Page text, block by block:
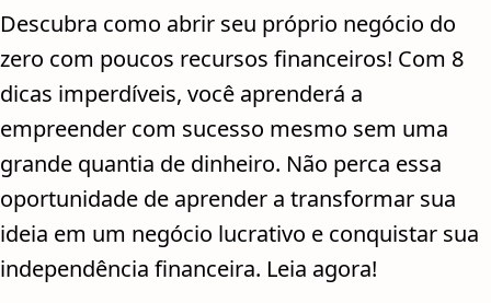
Descubra como abrir seu próprio negócio do
zero com poucos recursos financeiros! Com 8
dicas imperdíveis, você aprenderá a
empreender com sucesso mesmo sem uma
grande quantia de dinheiro. Não perca essa
oportunidade de aprender a transformar sua
ideia em um negócio lucrativo e conquistar sua
independência financeira. Leia agora!